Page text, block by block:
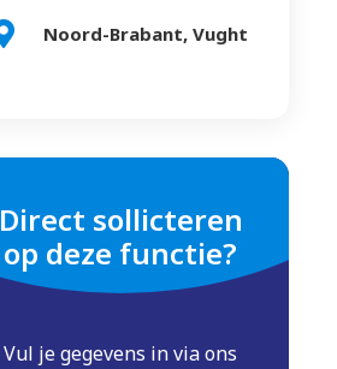
Noord-Brabant, Vught
Direct sollicteren
op deze functie?
Vul je gegevens in via ons